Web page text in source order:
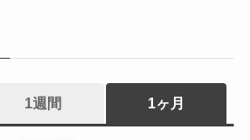
1週間 1ヶ月